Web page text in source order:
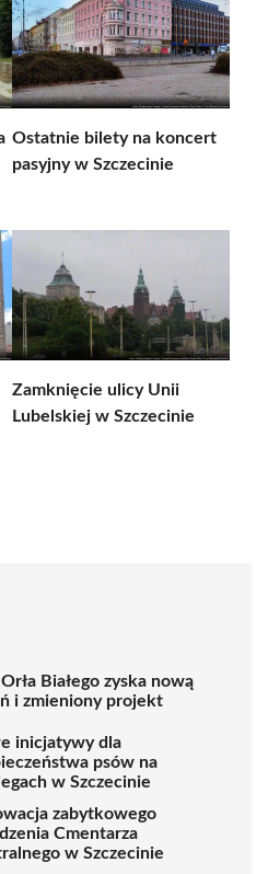
Ostatnie bilety na koncert
pasyjny w Szczecinie
Zamknięcie ulicy Unii
Lubelskiej w Szczecinie
Białego zyska nową
i zmieniony projekt
inicjatywy dla
psów na
w Szczecinie
zabytkowego
Cmentarza
w Szczecinie